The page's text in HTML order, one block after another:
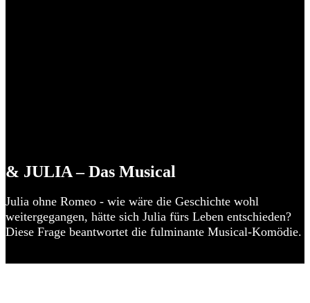
& JULIA – Das Musical
Julia ohne Romeo - wie wäre die Geschichte wohl
weitergegangen, hätte sich Julia fürs Leben entschieden?
Diese Frage beantwortet die fulminante Musical-Komödie.